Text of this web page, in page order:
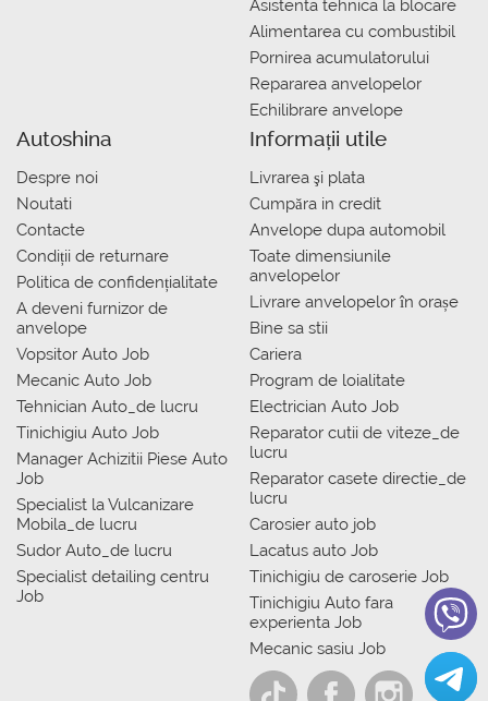
Asistenta tehnica la blocare
Alimentarea cu combustibil
Pornirea acumulatorului
Repararea anvelopelor
Echilibrare anvelope
Autoshina
Despre noi
Noutati
Contacte
Condiții de returnare
Politica de confidențialitate
A deveni furnizor de
anvelope
Vopsitor Auto Job
Mecanic Auto Job
Tehnician Auto_de lucru
Tinichigiu Auto Job
Manager Achizitii Piese Auto
Job
Specialist la Vulcanizare
Mobila_de lucru
Sudor Auto_de lucru
Specialist detailing centru
Job
Informații utile
Livrarea şi plata
Сumpăra in credit
Anvelope dupa automobil
Toate dimensiunile
anvelopelor
Livrare anvelopelor în orașe
Bine sa stii
Cariera
Program de loialitate
Electrician Auto Job
Reparator cutii de viteze_de
lucru
Reparator casete directie_de
lucru
Carosier auto job
Lacatus auto Job
Tinichigiu de caroserie Job
Tinichigiu Auto fara
experienta Job
Mecanic sasiu Job